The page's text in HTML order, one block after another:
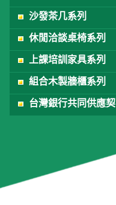
沙發茶几系列
休閒洽談桌椅系列
上課培訓家具系列
組合木製牆櫃系列
台灣銀行共同供應契